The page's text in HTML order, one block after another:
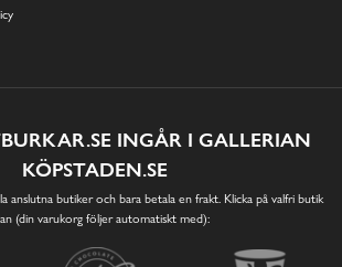
INGÅR I GALLERIAN
KÖPSTADEN.SE
anslutna butiker och bara betala en frakt. Klicka på valfri butik
(din varukorg följer automatiskt med):